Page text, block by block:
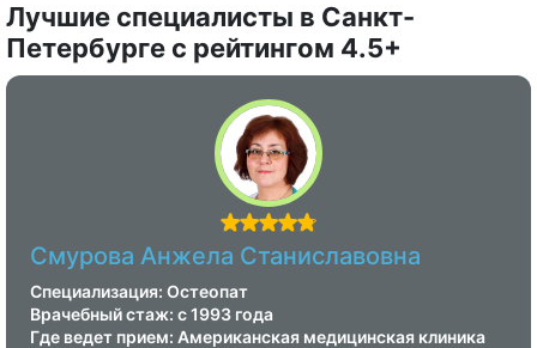
Лучшие специалисты в Санкт-
Петербурге с рейтингом 4.5+
Смурова Анжела Станиславовна
Специализация: Остеопат
Врачебный стаж: с 1993 года
Где ведет прием: Американская медицинская клиника